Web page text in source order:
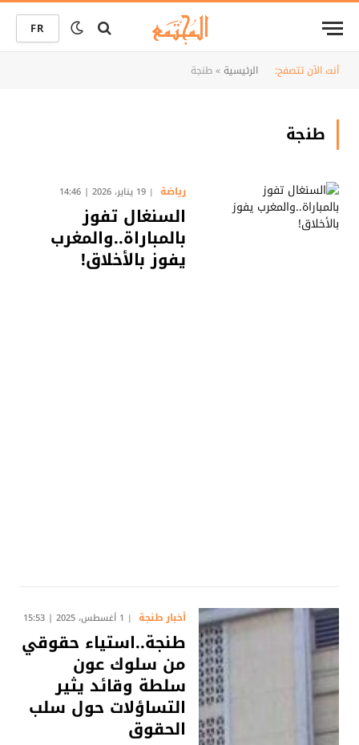
FR
أنت الآن تتصفح: الرئيسية»طنجة
طنجة
رياضة 19 يناير، 2026 | 14:46
السنغال تفوز
بالمباراة..والمغرب
يفوز بالأخلاق!
أخبار طنجة 1 أغسطس، 2025 | 15:53
طنجة..استياء حقوقي
من سلوك عون
سلطة وقائد يثير
التساؤلات حول سلب
الحقوق